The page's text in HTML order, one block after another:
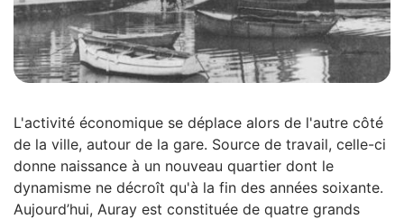
L'activité économique se déplace alors de l'autre côté
de la ville, autour de la gare. Source de travail, celle-ci
donne naissance à un nouveau quartier dont le
dynamisme ne décroît qu'à la fin des années soixante.
Aujourd’hui, Auray est constituée de quatre grands